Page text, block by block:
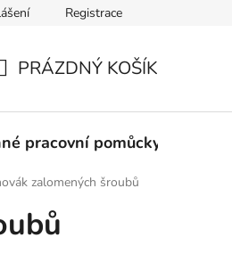
Registrace
PRÁZDNÝ KOŠÍK
pracovní pomůcky
zalomených šroubů